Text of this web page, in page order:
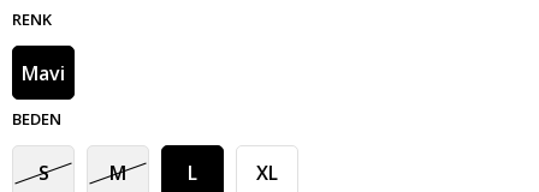
RENK
Mavi
BEDEN
S M L XL